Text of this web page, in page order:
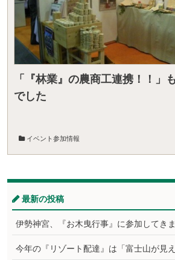
「『林業』の農商工連携！！」
でした
イベント参加情報
最新の投稿
伊勢神宮、『お木曳行事』に参加してき
今年の『リゾート配達』は「富士山が見